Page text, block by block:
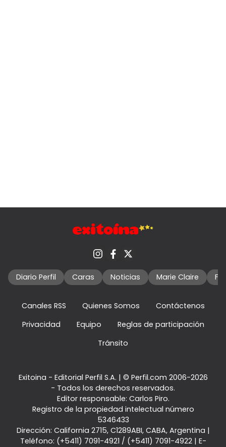
Diario Perfil Caras Noticias Marie Claire
Canales RSS Quienes Somos
Contáctenos
Privacidad
Equipo
Reglas de participación
Tránsito
Exitoina - Editorial Perfil S.A. | © Perfil.com 2006-2026
- Todos los derechos reservados.
Editor responsable: Carlos Piro.
Registro de la propiedad intelectual número
5346433
Dirección: California 2715, C1289ABI, CABA, Argentina |
Teléfono: (+5411) 7091-4921 / (+5411) 7091-4922| E-